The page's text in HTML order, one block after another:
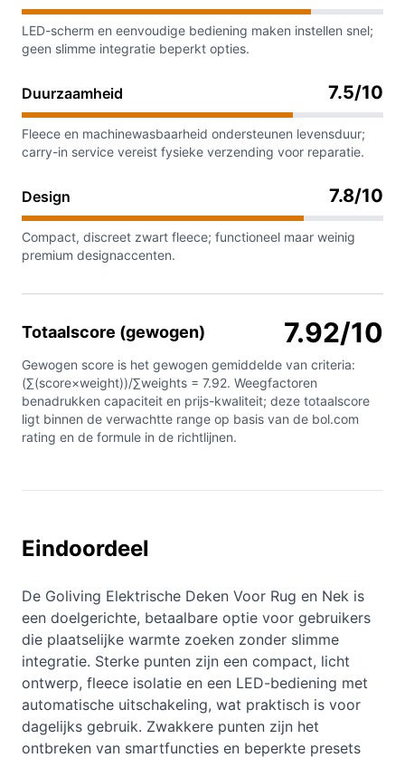
LED-scherm en eenvoudige bediening maken instellen snel;
geen slimme integratie beperkt opties.
Duurzaamheid 7.5/10
Fleece en machinewasbaarheid ondersteunen levensduur;
carry-in service vereist fysieke verzending voor reparatie.
Design 7.8/10
Compact, discreet zwart fleece; functioneel maar weinig
premium designaccenten.
Totaalscore (gewogen) 7.92/10
Gewogen score is het gewogen gemiddelde van criteria:
(∑(score×weight))/∑weights = 7.92. Weegfactoren
benadrukken capaciteit en prijs-kwaliteit; deze totaalscore
ligt binnen de verwachtte range op basis van de bol.com
rating en de formule in de richtlijnen.
Eindoordeel
De Goliving Elektrische Deken Voor Rug en Nek is
een doelgerichte, betaalbare optie voor gebruikers
die plaatselijke warmte zoeken zonder slimme
integratie. Sterke punten zijn een compact, licht
ontwerp, fleece isolatie en een LED-bediening met
automatische uitschakeling, wat praktisch is voor
dagelijks gebruik. Zwakkere punten zijn het
ontbreken van smartfuncties en beperkte presets